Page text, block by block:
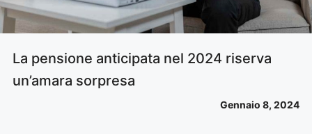
La pensione anticipata nel 2024 riserva
un’amara sorpresa
Gennaio 8, 2024